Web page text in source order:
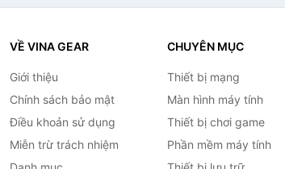
VỀ VINA GEAR
Giới thiệu
Chính sách bảo mật
Điều khoản sử dụng
Miễn trừ trách nhiệm
CHUYÊN MỤC
Thiết bị mạng
Màn hình máy tính
Thiết bị chơi game
Phần mềm máy tính